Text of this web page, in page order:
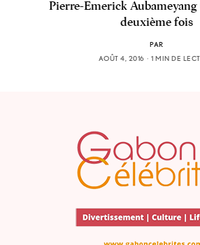
Pierre-Emerick
deuxième fois
PAR
AOÛT 4, 2016
1 MIN DE